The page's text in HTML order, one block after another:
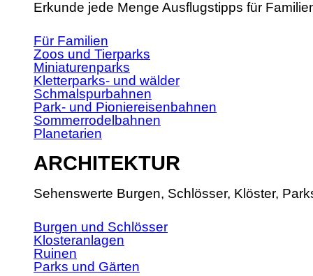
Erkunde jede Menge Ausflugstipps für
Für Familien
Zoos und Tierparks
Miniaturenparks
Kletterparks- und wälder
Schmalspurbahnen
Park- und Pioniereisenbahnen
Sommerrodelbahnen
Planetarien
ARCHITEKTUR
Sehenswerte Burgen, Schlösser, Klöster,
Burgen und Schlösser
Klosteranlagen
Ruinen
Parks und Gärten